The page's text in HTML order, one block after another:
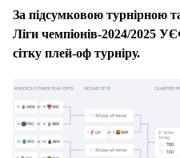
За підсумковою турнірною
Ліги чемпіонів-2024/2025
сітку плей-оф турніру.